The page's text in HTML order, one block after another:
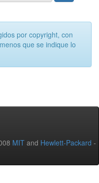
por copyright, con
que se indique lo
MIT and Hewlett-Packard -